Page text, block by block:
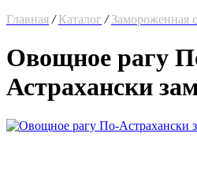
Главная / Каталог / Замороженная
Овощное рагу
Астрахански